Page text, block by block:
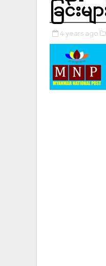
ခြင်းမ
4 years ago